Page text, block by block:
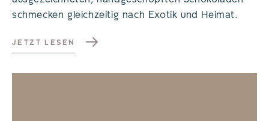
schmecken gleichzeitig nach Exotik und Heimat.
JETZT LESEN